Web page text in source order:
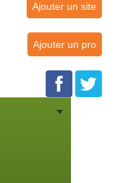
Ajouter un site
Ajouter un pro